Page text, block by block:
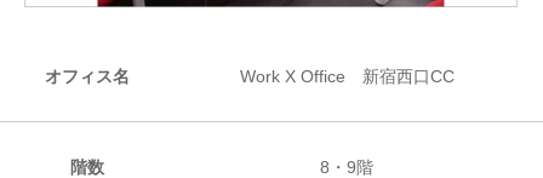
オフィス名 Work X Office 新宿西口CC
階数 8・9階